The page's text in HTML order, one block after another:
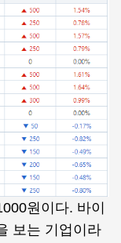
원이다. 바이
보는 기업이라